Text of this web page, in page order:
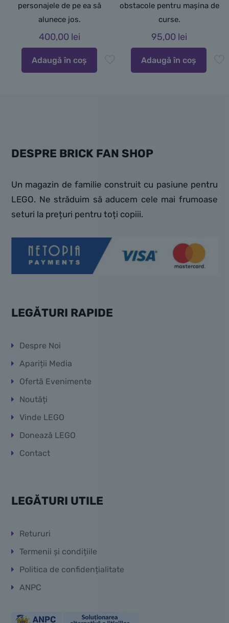
personajele de pe ea să
alunece jos.
400,00 lei
Adaugă în coș
obstacole pentru mașina de
curse.
95,00 lei
Adaugă în coș
DESPRE BRICK FAN SHOP
Un magazin de familie construit cu pasiune pentru
LEGO. Ne străduim să aducem cele mai frumoase
seturi la prețuri pentru toți copiii.
LEGĂTURI RAPIDE
Despre Noi
Apariții Media
Ofertă Evenimente
Noutăți
Vinde LEGO
Donează LEGO
Contact
LEGĂTURI UTILE
Retururi
Termenii și condițiile
Politica de confidențialitate
ANPC